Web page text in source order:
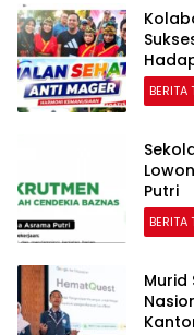
BERITA
Putri
BERITA
Murid